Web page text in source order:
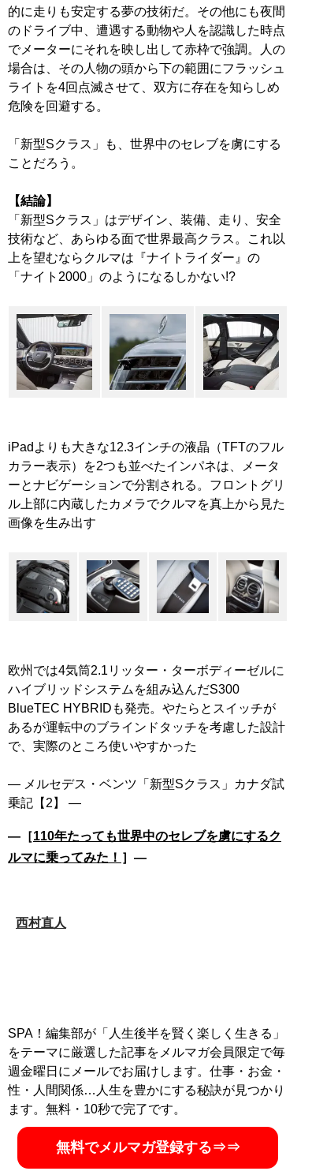
的に走りも安定する夢の技術だ。その他にも夜間
のドライブ中、遭遇する動物や人を認識した時点
でメーターにそれを映し出して赤枠で強調。人の
場合は、その人物の頭から下の範囲にフラッシュ
ライトを4回点滅させて、双方に存在を知らしめ
危険を回避する。
「新型Sクラス」も、世界中のセレブを虜にする
ことだろう。
【結論】
「新型Sクラス」はデザイン、装備、走り、安全
技術など、あらゆる面で世界最高クラス。これ以
上を望むならクルマは『ナイトライダー』の
「ナイト2000」のようになるしかない!?
iPadよりも大きな12.3インチの液晶（TFTのフル
カラー表示）を2つも並べたインパネは、メータ
ーとナビゲーションで分割される。フロントグリ
ル上部に内蔵したカメラでクルマを真上から見た
画像を生み出す
欧州では4気筒2.1リッター・ターボディーゼルに
ハイブリッドシステムを組み込んだS300
BlueTEC HYBRIDも発売。やたらとスイッチが
あるが運転中のブラインドタッチを考慮した設計
で、実際のところ使いやすかった
― メルセデス・ベンツ「新型Sクラス」カナダ試
―［110年たっても世界中のセレブを虜にするク
ルマに乗ってみた！ ］―
西村直人
SPA！編集部が「人生後半を賢く楽しく生きる」
をテーマに厳選した記事をメルマガ会員限定で毎
週金曜日にメールでお届けします。仕事・お金・
性・人間関係…人生を豊かにする秘訣が見つかり
ます。無料・10秒で完了です。
無料でメルマガ登録する⇒⇒